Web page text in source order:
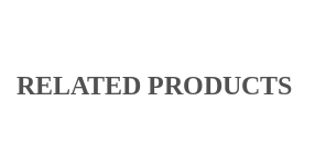
RELATED PRODUCTS